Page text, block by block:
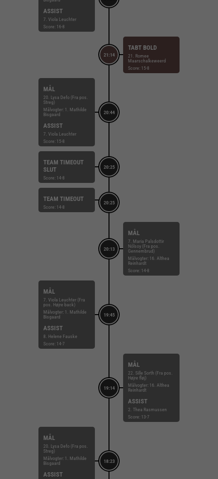
ASSIST
7. Viola Leuchter
Score: 16-8
21:14
TABT BOLD
21. Romee
Maarschalkeweerd
Score: 15-8
20:44
MÅL
20. Lysa Defo (Fra pos.
Streg)
Målvogter: 1. Mathilde
Bisgaard
ASSIST
7. Viola Leuchter
Score: 15-8
20:25
TEAM TIMEOUT
SLUT
Score: 14-8
20:25
TEAM TIMEOUT
Score: 14-8
20:13
MÅL
7. Maria Palsdottir
Nólsoy (Fra pos.
Gennembrud)
Målvogter: 16. Althea
Reinhardt
Score: 14-8
19:45
MÅL
7. Viola Leuchter (Fra
pos. Højre back)
Målvogter: 1. Mathilde
Bisgaard
ASSIST
8. Helene Fauske
Score: 14-7
19:14
MÅL
22. Sille Sorth (Fra pos.
Højre fløj)
Målvogter: 16. Althea
Reinhardt
ASSIST
2. Thea Rasmussen
Score: 13-7
18:23
MÅL
20. Lysa Defo (Fra pos.
Streg)
Målvogter: 1. Mathilde
Bisgaard
ASSIST